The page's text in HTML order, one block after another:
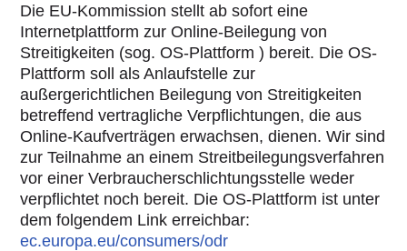
Die EU-Kommission stellt ab sofort eine
Internetplattform zur Online-Beilegung von
Streitigkeiten (sog. OS-Plattform ) bereit. Die OS-
Plattform soll als Anlaufstelle zur
außergerichtlichen Beilegung von Streitigkeiten
betreffend vertragliche Verpflichtungen, die aus
Online-Kaufverträgen erwachsen, dienen. Wir sind
zur Teilnahme an einem Streitbeilegungsverfahren
vor einer Verbraucherschlichtungsstelle weder
verpflichtet noch bereit. Die OS-Plattform ist unter
dem folgendem Link erreichbar:
ec.europa.eu/consumers/odr